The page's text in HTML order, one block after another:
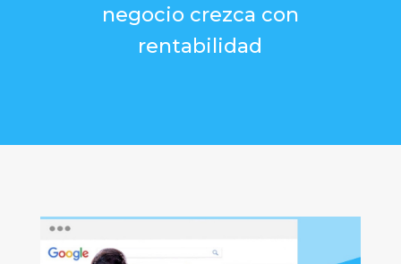
negocio crezca con
rentabilidad